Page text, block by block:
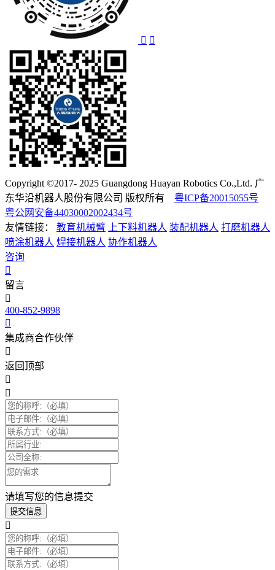
Copyright ©2017- 2025 Guangdong Huayan Robotics Co.,Ltd. 广
东华沿机器人股份有限公司 版权所有 粤ICP备20015055号
粤公网安备44030002002434号
友情链接：
教育机械臂 上下料机器人 装配机器人 打磨机器人
喷涂机器人 焊接机器人 协作机器人
咨询
留言
400-852-9898
集成商合作伙伴
返回顶部
请填写您的信息提交
提交信息